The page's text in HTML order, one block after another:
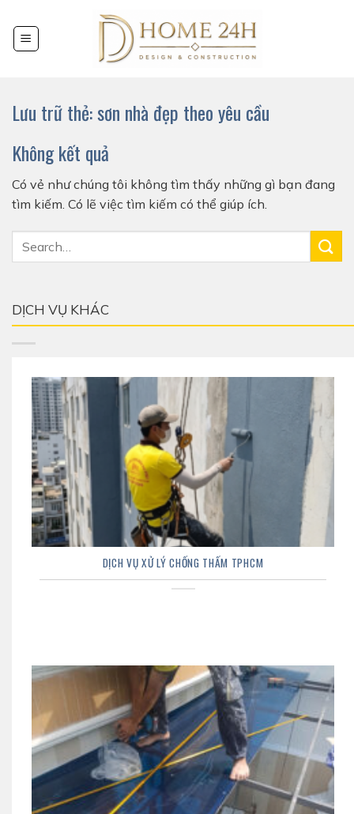
đến
nội
Lưu trữ thẻ:sơn nhà đẹp theo yêu cầu
Không kết quả
Có vẻ như chúng tôi không tìm thấy những gì bạn đang
tìm kiếm. Có lẽ việc tìm kiếm có thể giúp ích.
DỊCH VỤ KHÁC
DỊCH VỤ XỬ LÝ CHỐNG THẤM TPHCM